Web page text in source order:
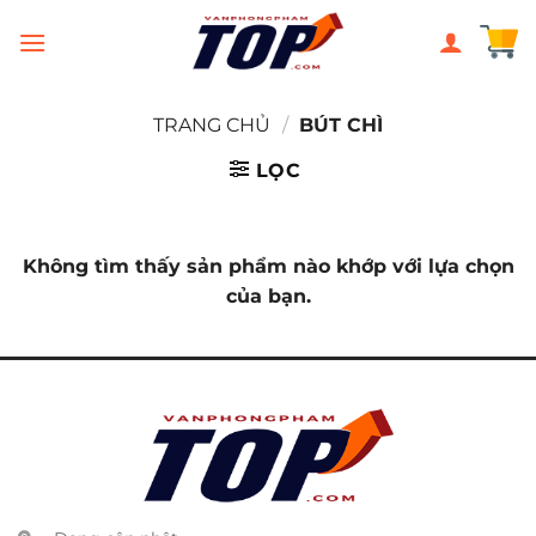
đến
TRANG CHỦ
/ BÚT CHÌ
LỌC
Không tìm thấy sản phẩm nào khớp với lựa chọn
của bạn.